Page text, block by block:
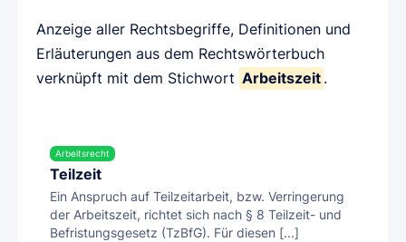
Anzeige aller Rechtsbegriffe, Definitionen und
Erläuterungen aus dem Rechtswörterbuch
verknüpft mit dem Stichwort Arbeitszeit .
Arbeitsrecht
Teilzeit
Ein Anspruch auf Teilzeitarbeit, bzw. Verringerung
der Arbeitszeit, richtet sich nach § 8 Teilzeit- und
Befristungsgesetz (TzBfG). Für diesen [...]